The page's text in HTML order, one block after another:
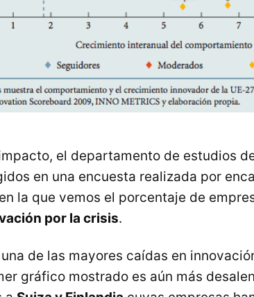
el departamento de estudios
en una encuesta realizada por
la que vemos el porcentaje de
por la crisis.
de las mayores caídas en
gráfico mostrado es aún más